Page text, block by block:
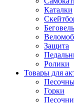
Каталки
Защита
Ролики
Товары для
Горки